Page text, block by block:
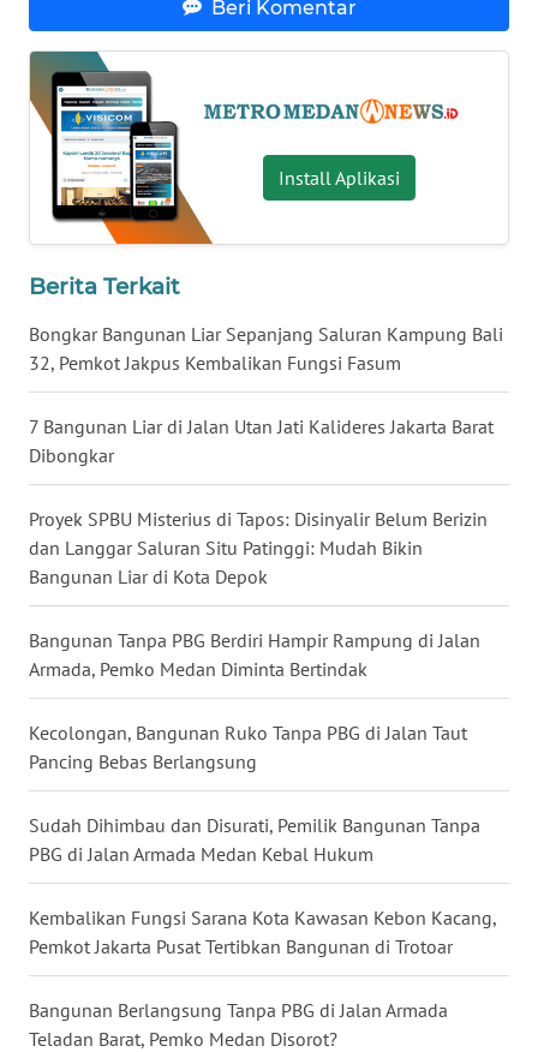
Beri Komentar
Install Aplikasi
Berita Terkait
Bongkar Bangunan Liar Sepanjang Saluran Kampung Bali
32, Pemkot Jakpus Kembalikan Fungsi Fasum
7 Bangunan Liar di Jalan Utan Jati Kalideres Jakarta Barat
Dibongkar
Proyek SPBU Misterius di Tapos: Disinyalir Belum Berizin
dan Langgar Saluran Situ Patinggi: Mudah Bikin
Bangunan Liar di Kota Depok
Bangunan Tanpa PBG Berdiri Hampir Rampung di Jalan
Armada, Pemko Medan Diminta Bertindak
Kecolongan, Bangunan Ruko Tanpa PBG di Jalan Taut
Pancing Bebas Berlangsung
Sudah Dihimbau dan Disurati, Pemilik Bangunan Tanpa
PBG di Jalan Armada Medan Kebal Hukum
Kembalikan Fungsi Sarana Kota Kawasan Kebon Kacang,
Pemkot Jakarta Pusat Tertibkan Bangunan di Trotoar
Bangunan Berlangsung Tanpa PBG di Jalan Armada
Teladan Barat, Pemko Medan Disorot?
WN
KALSEL
WN
KALTIM
SULSEL
WN
GORONTALO
WN
SULUT
WN
MALUKU
WN
MALUT
WN
DAIRI
WN
TOBA
NIAS
LANGKAT